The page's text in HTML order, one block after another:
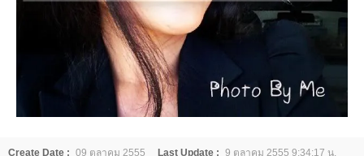
Create Date : 09 ตุลาคม 2555 Last Update : 9 ตุลาคม 2555 9:34:17 น.